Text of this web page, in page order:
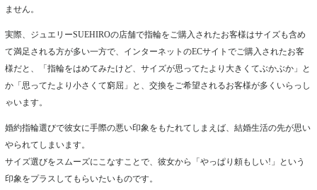
ません。
実際、ジュエリーSUEHIROの店舗で指輪をご購入されたお客様はサイズも含め
て満足される方が多い一方で、インターネットのECサイトでご購入されたお客
様だと、「指輪をはめてみたけど、サイズが思ってたより大きくてぶかぶか」と
か「思ってたより小さくて窮屈」と、交換をご希望されるお客様が多くいらっし
ゃいます。
婚約指輪選びで彼女に手際の悪い印象をもたれてしまえば、結婚生活の先が思い
やられてしまいます。
サイズ選びをスムーズにこなすことで、彼女から「やっぱり頼もしい!」という
印象をプラスしてもらいたいものです。